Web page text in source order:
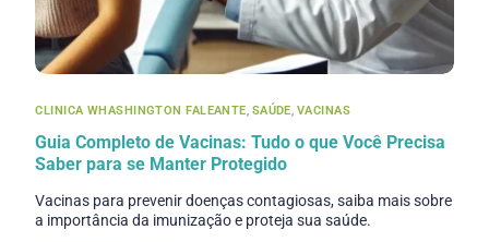
CLINICA WHASHINGTON FALEANTE, SAÚDE, VACINAS
Guia Completo de Vacinas: Tudo o que Você Precisa
Saber para se Manter Protegido
Vacinas para prevenir doenças contagiosas, saiba mais sobre
a importância da imunização e proteja sua saúde.